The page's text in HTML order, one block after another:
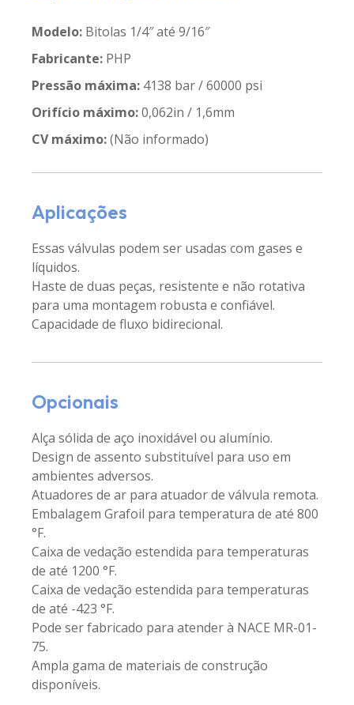
Modelo: Bitolas 1/4″ até 9/16″
Fabricante: PHP
Pressão máxima: 4138 bar / 60000 psi
Orifício máximo:0,062in / 1,6mm
CV máximo:(Não informado)
Aplicações
Essas válvulas podem ser usadas com gases e
líquidos.
Haste de duas peças, resistente e não rotativa
para uma montagem robusta e confiável.
Capacidade de fluxo bidirecional.
Opcionais
Alça sólida de aço inoxidável ou alumínio.
Design de assento substituível para uso em
ambientes adversos.
Atuadores de ar para atuador de válvula remota.
Embalagem Grafoil para temperatura de até 800
°F.
Caixa de vedação estendida para temperaturas
de até 1200 °F.
Caixa de vedação estendida para temperaturas
de até -423 °F.
Pode ser fabricado para atender à NACE MR-01-
75.
Ampla gama de materiais de construção
disponíveis.